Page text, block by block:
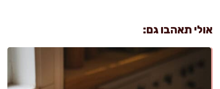
אולי תאהבו גם: